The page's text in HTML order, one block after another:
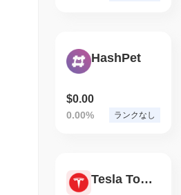
HashPet
$0.00
0.00% ランクなし
Tesla Tokenized Stock - Reality